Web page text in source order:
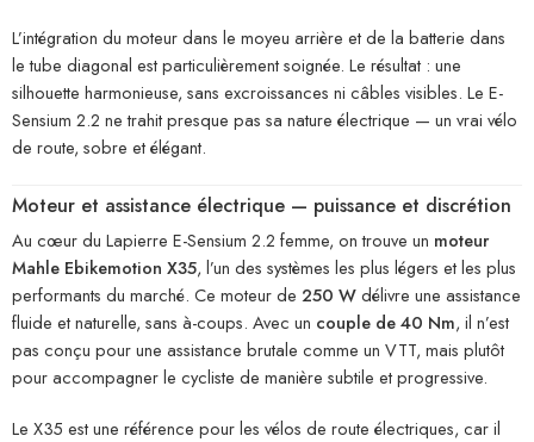
L’intégration du moteur dans le moyeu arrière et de la batterie dans
le tube diagonal est particulièrement soignée. Le résultat : une
silhouette harmonieuse, sans excroissances ni câbles visibles. Le E-
Sensium 2.2 ne trahit presque pas sa nature électrique — un vrai vélo
de route, sobre et élégant.
Moteur et assistance électrique — puissance et discrétion
Au cœur du Lapierre E-Sensium 2.2 femme, on trouve un moteur
Mahle Ebikemotion X35, l’un des systèmes les plus légers et les plus
performants du marché. Ce moteur de 250 Wdélivre une assistance
fluide et naturelle, sans à-coups. Avec un couple de 40 Nm, il n’est
pas conçu pour une assistance brutale comme un VTT, mais plutôt
pour accompagner le cycliste de manière subtile et progressive.
Le X35 est une référence pour les vélos de route électriques, car il